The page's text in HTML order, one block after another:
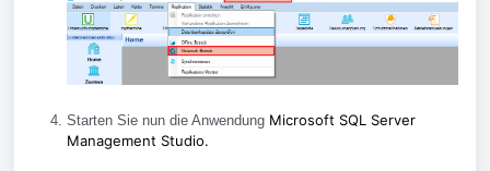
Starten Sie nun die Anwendung Microsoft SQL Server
Management Studio.